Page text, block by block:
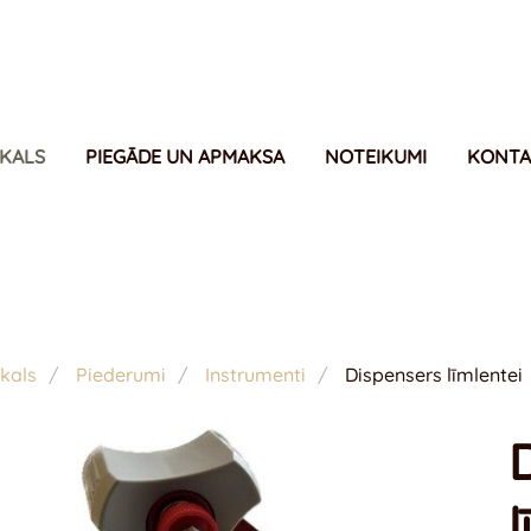
PIEGĀDE UN APMAKSA NOTEIKUMI
Piederumi Instrumenti Dispensers līmlentei